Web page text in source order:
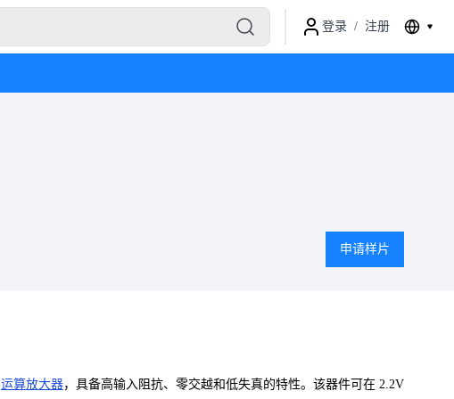
登录 / 注册
申请样片
运算放大器，具备高输入阻抗、零交越和低失真的特性。该器件可在 2.2V